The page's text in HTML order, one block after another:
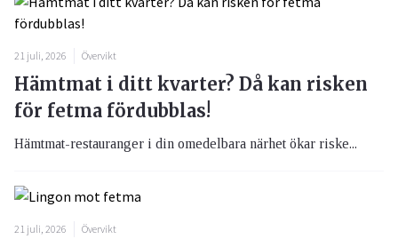
21 juli, 2026 Övervikt
Hämtmat i ditt kvarter? Då kan risken
för fetma fördubblas!
Hämtmat-restauranger i din omedelbara närhet ökar riske...
21 juli, 2026 Övervikt